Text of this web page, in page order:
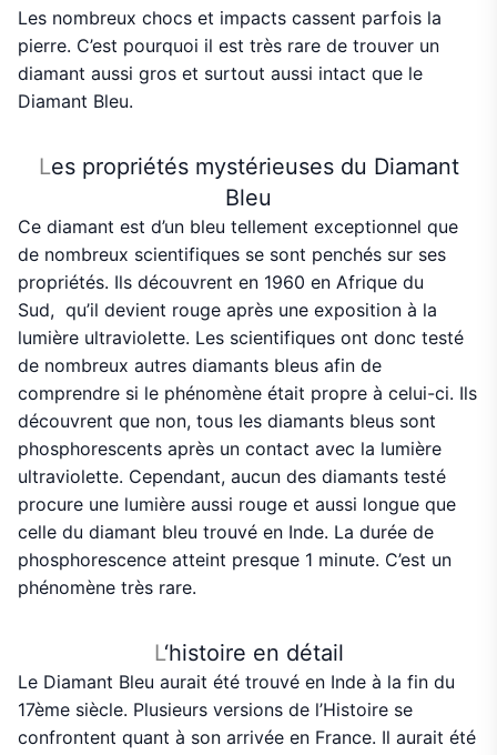
Les nombreux chocs et impacts cassent parfois la
pierre. C’est pourquoi il est très rare de trouver un
diamant aussi gros et surtout aussi intact que le
Diamant Bleu.
Les propriétés mystérieuses du Diamant
Bleu
Ce diamant est d’un bleu tellement exceptionnel que
de nombreux scientifiques se sont penchés sur ses
propriétés. Ils découvrent en 1960 en Afrique du
Sud, qu’il devient rouge après une exposition à la
lumière ultraviolette. Les scientifiques ont donc testé
de nombreux autres diamants bleus afin de
comprendre si le phénomène était propre à celui-ci. Ils
découvrent que non, tous les diamants bleus sont
phosphorescents après un contact avec la lumière
ultraviolette. Cependant, aucun des diamants testé
procure une lumière aussi rouge et aussi longue que
celle du diamant bleu trouvé en Inde. La durée de
phosphorescence atteint presque 1 minute. C’est un
phénomène très rare.
L‘histoire en détail
Le Diamant Bleu aurait été trouvé en Inde à la fin du
17ème siècle. Plusieurs versions de l’Histoire se
confrontent quant à son arrivée en France. Il aurait été